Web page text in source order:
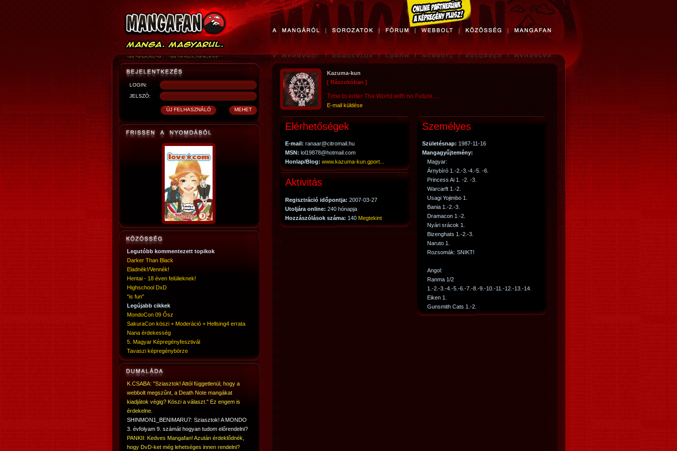
LOGIN:
JELSZÓ:
Legutóbb kommentezett topikok
Darker Than Black
Eladnék!/Vennék!
Hentai - 18 éven felülieknek!
Highschool DxD
"is fun"
Legújabb cikkek
MondoCon 09 Ősz
SakuraCon köszi + Moderáció + Hellsing4 errata
Nana érdekesség
5. Magyar Képregényfesztivál
Tavaszi képregénybörze
K.CSABA: "Sziasztok! Attól függetlenül, hogy a
webbolt megszűnt, a Death Note mangákat
kiadjátok végig? Köszi a választ." Ez engem is
érdekelne.
SHINMON1_BENIMARU7: Sziasztok! A MONDO
3. évfolyam 9. számát hogyan tudom előrendelni?
PANKII: Kedves Mangafan! Azután érdeklődnék,
hogy DvD-ket még lehetséges innen rendelni?
Kazuma-kun
[ Rászokóban ]
Time to enter The World with no Future.....
E-mail küldése
Elérhetőségek
E-mail: ranaar@citromail.hu
MSN: lol19878@hotmail.com
Honlap/Blog: www.kazuma-kun.gport...
Személyes
Születésnap: 1987-11-16
Mangagyűjtemény:
Magyar:
Árnybíró 1.-2.-3.-4.-5. -6.
Princess Ai 1. -2. -3.
Warcarft 1.-2.
Usagi Yojimbo 1.
Bania 1.-2.-3.
Dramacon 1.-2.
Nyári srácok 1.
Bizenghats 1.-2.-3.
Naruto 1.
Rozsomák: SNIKT!
Angol:
Ranma 1/2
1.-2.-3.-4.-5.-6.-7.-8.-9.-10.-11.-12.-13.-14.
Eiken 1.
Gunsmith Cats 1.-2.
Aktivitás
Regisztráció időpontja: 2007-03-27
Utoljára online: 240 hónapja
Hozzászólások száma: 140 Megtekint